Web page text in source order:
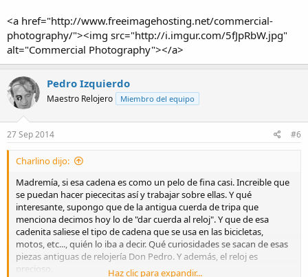
<a href="http://www.freeimagehosting.net/commercial-
photography/"><img src="http://i.imgur.com/5fJpRbW.jpg"
alt="Commercial Photography"></a>
Pedro Izquierdo
Maestro Relojero Miembro del equipo
27 Sep 2014 #6
Charlino dijo:
Madremía, si esa cadena es como un pelo de fina casi. Increible que
se puedan hacer piececitas así y trabajar sobre ellas. Y qué
interesante, supongo que de la antigua cuerda de tripa que
menciona decimos hoy lo de "dar cuerda al reloj". Y que de esa
cadenita saliese el tipo de cadena que se usa en las bicicletas,
motos, etc..., quién lo iba a decir. Qué curiosidades se sacan de esas
piezas antiguas de relojería Don Pedro. Y además, el reloj es
precioso.
Haz clic para expandir...